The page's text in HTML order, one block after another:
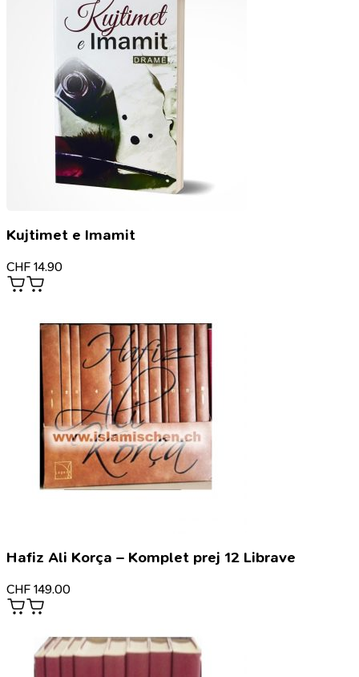
Kujtimet e Imamit
CHF 14.90
Hafiz Ali Korça – Komplet prej 12 Librave
CHF 149.00